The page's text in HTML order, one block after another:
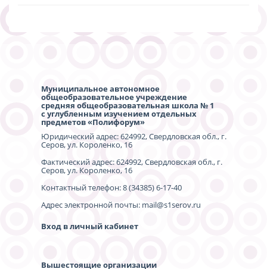
Муниципальное автономное
общеобразовательное учреждение
средняя общеобразовательная школа № 1
с углубленным изучением отдельных
предметов «Полифорум»
Юридический адрес: 624992, Свердловская обл., г.
Серов, ул. Короленко, 16
Фактический адрес: 624992, Свердловская обл., г.
Серов, ул. Короленко, 16
Контактный телефон: 8 (34385) 6-17-40
Адрес электронной почты: mail@s1serov.ru
Вход в личный кабинет
Вышестоящие организации